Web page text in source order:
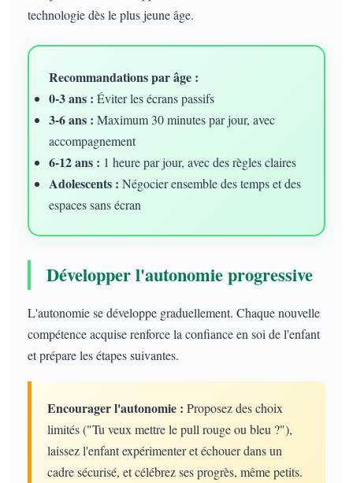
technologie dès le plus jeune âge.
Recommandations par âge :
0-3 ans : Éviter les écrans passifs
3-6 ans : Maximum 30 minutes par jour, avec
accompagnement
6-12 ans : 1 heure par jour, avec des règles claires
Adolescents : Négocier ensemble des temps et des
espaces sans écran
Développer l'autonomie progressive
L'autonomie se développe graduellement. Chaque nouvelle
compétence acquise renforce la confiance en soi de l'enfant
et prépare les étapes suivantes.
Encourager l'autonomie : Proposez des choix
limités ("Tu veux mettre le pull rouge ou bleu ?"),
laissez l'enfant expérimenter et échouer dans un
cadre sécurisé, et célébrez ses progrès, même petits.